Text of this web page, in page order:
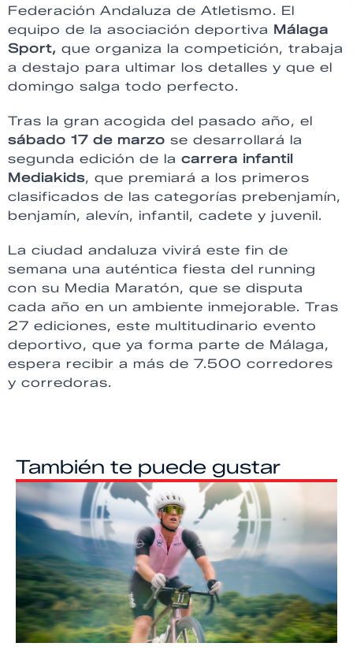
Federación Andaluza de Atletismo. El
equipo de la asociación deportiva Málaga
Sport, que organiza la competición, trabaja
a destajo para ultimar los detalles y que el
domingo salga todo perfecto.
Tras la gran acogida del pasado año, el
sábado 17 de marzo se desarrollará la
segunda edición de la carrera infantil
Mediakids, que premiará a los primeros
clasificados de las categorías prebenjamín,
benjamín, alevín, infantil, cadete y juvenil.
La ciudad andaluza vivirá este fin de
semana una auténtica fiesta del running
con su Media Maratón, que se disputa
cada año en un ambiente inmejorable. Tras
27 ediciones, este multitudinario evento
deportivo, que ya forma parte de Málaga,
espera recibir a más de 7.500 corredores
y corredoras.
También te puede gustar